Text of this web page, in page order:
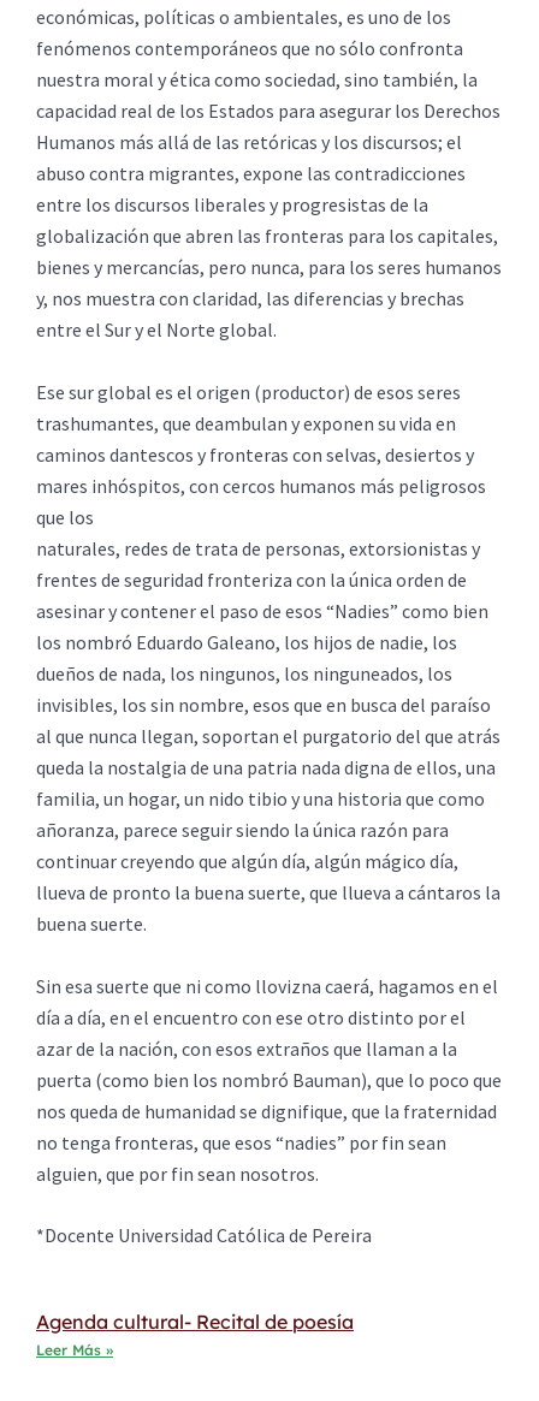
económicas, políticas o ambientales, es uno de los
fenómenos contemporáneos que no sólo confronta
nuestra moral y ética como sociedad, sino también, la
capacidad real de los Estados para asegurar los Derechos
Humanos más allá de las retóricas y los discursos; el
abuso contra migrantes, expone las contradicciones
entre los discursos liberales y progresistas de la
globalización que abren las fronteras para los capitales,
bienes y mercancías, pero nunca, para los seres humanos
y, nos muestra con claridad, las diferencias y brechas
entre el Sur y el Norte global.
Ese sur global es el origen (productor) de esos seres
trashumantes, que deambulan y exponen su vida en
caminos dantescos y fronteras con selvas, desiertos y
mares inhóspitos, con cercos humanos más peligrosos
que los
naturales, redes de trata de personas, extorsionistas y
frentes de seguridad fronteriza con la única orden de
asesinar y contener el paso de esos “Nadies” como bien
los nombró Eduardo Galeano, los hijos de nadie, los
dueños de nada, los ningunos, los ninguneados, los
invisibles, los sin nombre, esos que en busca del paraíso
al que nunca llegan, soportan el purgatorio del que atrás
queda la nostalgia de una patria nada digna de ellos, una
familia, un hogar, un nido tibio y una historia que como
añoranza, parece seguir siendo la única razón para
continuar creyendo que algún día, algún mágico día,
llueva de pronto la buena suerte, que llueva a cántaros la
buena suerte.
Sin esa suerte que ni como llovizna caerá, hagamos en el
día a día, en el encuentro con ese otro distinto por el
azar de la nación, con esos extraños que llaman a la
puerta (como bien los nombró Bauman), que lo poco que
nos queda de humanidad se dignifique, que la fraternidad
no tenga fronteras, que esos “nadies” por fin sean
alguien, que por fin sean nosotros.
*Docente Universidad Católica de Pereira
Agenda cultural- Recital de poesía
Leer Más »